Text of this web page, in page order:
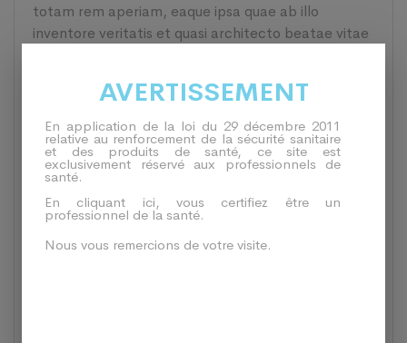
totam rem aperiam, eaque ipsa quae ab illo
inventore veritatis et quasi architecto beatae vitae
Lorem ipsum dolor sit amet,
eiusmod tempor incididunt ut labore
minim veniam.
AVERTISSEMENT
En application de la loi du 29 décembre 2011
relative au renforcement de la sécurité sanitaire
et des produits de santé, ce site est
exclusivement réservé aux professionnels de
santé.
En cliquant ici, vous certifiez être un
professionnel de la santé.
Nous vous remercions de votre visite.